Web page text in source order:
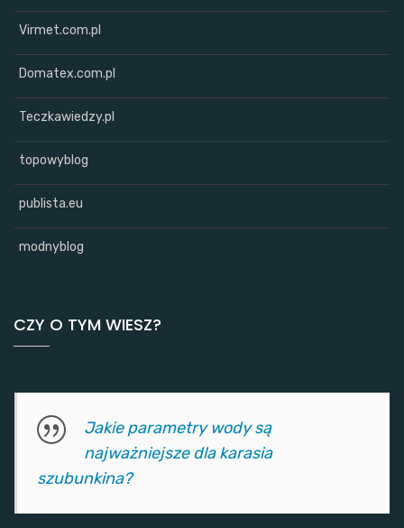
Virmet.com.pl
Domatex.com.pl
Teczkawiedzy.pl
topowyblog
publista.eu
modnyblog
CZY O TYM WIESZ?
Jakie parametry wody są
najważniejsze dla karasia
szubunkina?